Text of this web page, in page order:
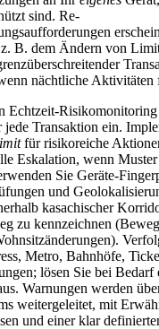
sind. Re-
B. dem Ändern von
nächtliche Aktivitäten
Echtzeit-
Transaktion ein.
für risikoreiche
Eskalation, wenn
Sie Geräte-
und
kasachischer
zu kennzeichnen
Metro, Bahnhöfe,
lösen Sie bei Bedarf
Warnungen werden
weitergeleitet, mit
und einer klar